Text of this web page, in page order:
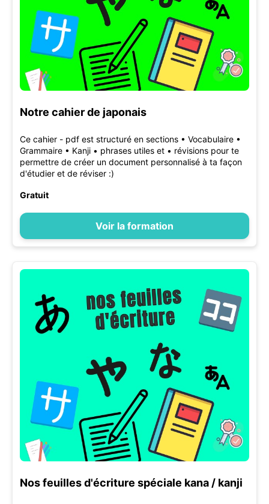
Notre cahier de japonais
Ce cahier - pdf est structuré en sections • Vocabulaire •
Grammaire • Kanji • phrases utiles et • révisions pour te
permettre de créer un document personnalisé à ta façon
d'étudier et de réviser :)
Gratuit
Voir la formation
Nos feuilles d'écriture spéciale kana / kanji